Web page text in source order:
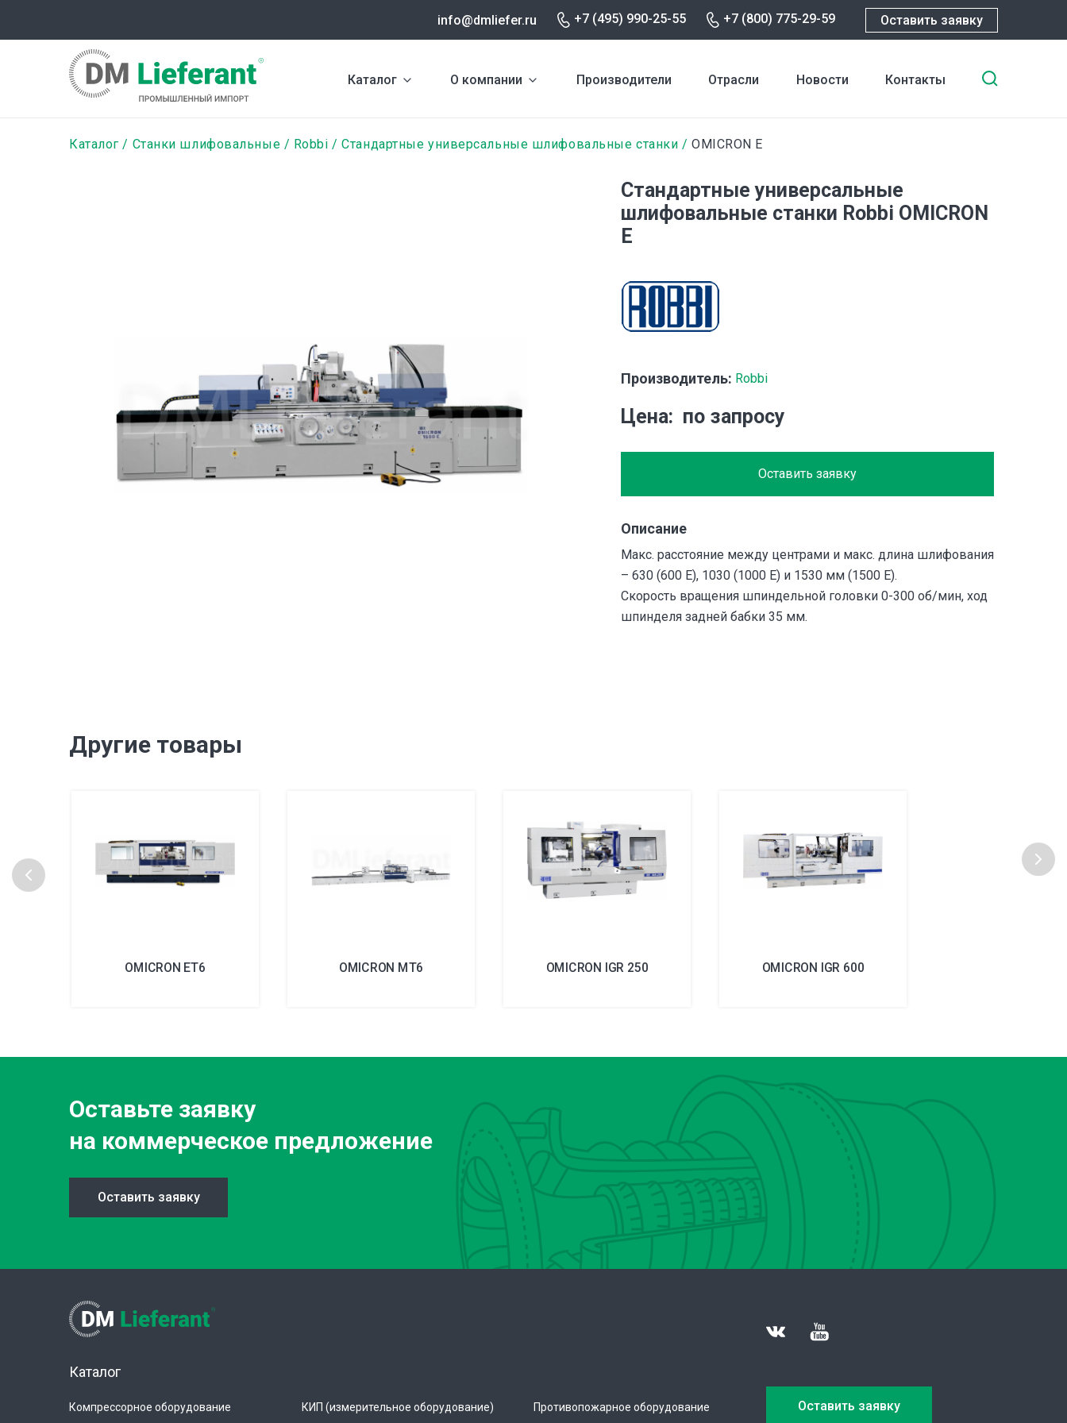
содержанию
info@dmliefer.ru +7 (495) 990-25-55 +7 (800) 775-29-59 Оставить заявку
Каталог О компании Производители Отрасли Новости Контакты
Строка
Каталог Станки шлифовальные Robbi Стандартные универсальные шлифовальные станки OMICRON E
Стандартные универсальные
шлифовальные станки Robbi OMICRON
E
Производитель: Robbi
Цена по запросу
Оставить заявку
Описание
Макс. расстояние между центрами и макс. длина шлифования
– 630 (600 E), 1030 (1000 E) и 1530 мм (1500 E).
Скорость вращения шпиндельной головки 0-300 об/мин, ход
шпинделя задней бабки 35 мм.
Другие товары
OMICRON ET6 OMICRON MT6 OMICRON IGR 250 OMICRON IGR 600
Оставьте заявку
на коммерческое предложение
Оставить заявку
Каталог
Компрессорное оборудование
КИП (измерительное оборудование)
Противопожарное оборудование
Оставить заявку